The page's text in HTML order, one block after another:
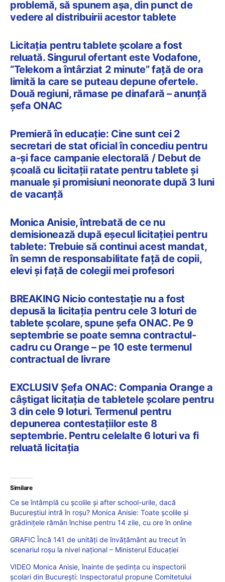
problemă, să spunem așa, din punct de
vedere al distribuirii acestor tablete
Licitația pentru tablete școlare a fost
reluată. Singurul ofertant este Vodafone,
“Telekom a întârziat 2 minute” față de ora
limită la care se puteau depune ofertele.
Două regiuni, rămase pe dinafară – anunță
șefa ONAC
Premieră în educație: Cine sunt cei 2
secretari de stat oficial în concediu pentru
a-și face campanie electorală / Debut de
școală cu licitații ratate pentru tablete și
manuale și promisiuni neonorate după 3 luni
de vacanță
Monica Anisie, întrebată de ce nu
demisionează după eșecul licitației pentru
tablete: Trebuie să continui acest mandat,
în semn de responsabilitate față de copii,
elevi și față de colegii mei profesori
BREAKING Nicio contestație nu a fost
depusă la licitația pentru cele 3 loturi de
tablete școlare, spune șefa ONAC. Pe 9
septembrie se poate semna contractul-
cadru cu Orange – pe 10 este termenul
contractual de livrare
EXCLUSIV Șefa ONAC: Compania Orange a
câștigat licitația de tabletele școlare pentru
3 din cele 9 loturi. Termenul pentru
depunerea contestațiilor este 8
septembrie. Pentru celelalte 6 loturi va fi
reluată licitația
Similare
Ce se întâmplă cu școlile și after school-urile, dacă
Bucureștiul intră în roșu? Monica Anisie: Toate școlile și
grădinițele rămân închise pentru 14 zile, cu ore în online
GRAFIC Încă 141 de unități de învățământ au trecut în
scenariul roșu la nivel național – Ministerul Educației
VIDEO Monica Anisie, înainte de ședința cu inspectorii
școlari din București: Inspectoratul propune Comitetului